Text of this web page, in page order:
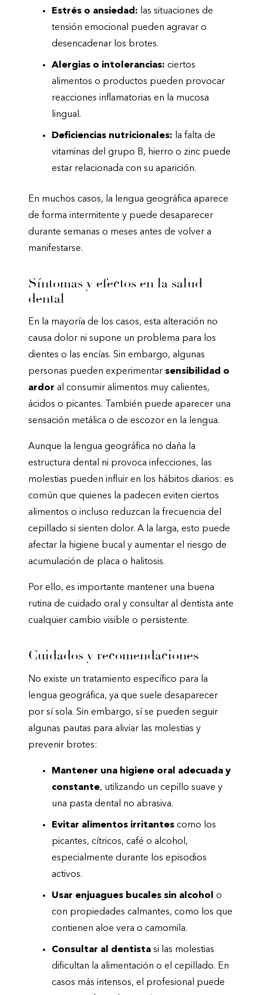
Estrés o ansiedad: las situaciones de
tensión emocional pueden agravar o
desencadenar los brotes.
Alergias o intolerancias: ciertos
alimentos o productos pueden provocar
reacciones inflamatorias en la mucosa
lingual.
Deficiencias nutricionales: la falta de
vitaminas del grupo B, hierro o zinc puede
estar relacionada con su aparición.
En muchos casos, la lengua geográfica aparece
de forma intermitente y puede desaparecer
durante semanas o meses antes de volver a
manifestarse.
Síntomas y efectos en la salud
dental
En la mayoría de los casos, esta alteración no
causa dolor ni supone un problema para los
dientes o las encías. Sin embargo, algunas
personas pueden experimentar sensibilidad o
ardor al consumir alimentos muy calientes,
ácidos o picantes. También puede aparecer una
sensación metálica o de escozor en la lengua.
Aunque la lengua geográfica no daña la
estructura dental ni provoca infecciones, las
molestias pueden influir en los hábitos diarios: es
común que quienes la padecen eviten ciertos
alimentos o incluso reduzcan la frecuencia del
cepillado si sienten dolor. A la larga, esto puede
afectar la higiene bucal y aumentar el riesgo de
acumulación de placa o halitosis.
Por ello, es importante mantener una buena
rutina de cuidado oral y consultar al dentista ante
cualquier cambio visible o persistente.
Cuidados y recomendaciones
No existe un tratamiento específico para la
lengua geográfica, ya que suele desaparecer
por sí sola. Sin embargo, sí se pueden seguir
algunas pautas para aliviar las molestias y
prevenir brotes:
Mantener una higiene oral adecuada y
constante, utilizando un cepillo suave y
una pasta dental no abrasiva.
Evitar alimentos irritantes como los
picantes, cítricos, café o alcohol,
especialmente durante los episodios
activos.
Usar enjuagues bucales sin alcohol
o
con propiedades calmantes, como los que
contienen aloe vera o camomila.
Consultar al dentista si las molestias
dificultan la alimentación o el cepillado. En
casos más intensos, el profesional puede